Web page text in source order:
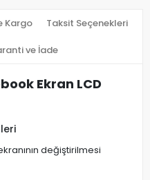
Kargo Taksit Seçenekleri
ve İade
Ekran LCD
değiştirilmesi